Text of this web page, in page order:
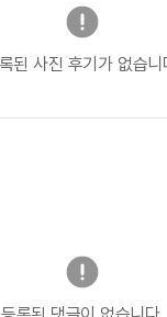
된 사진 후기가 없습니